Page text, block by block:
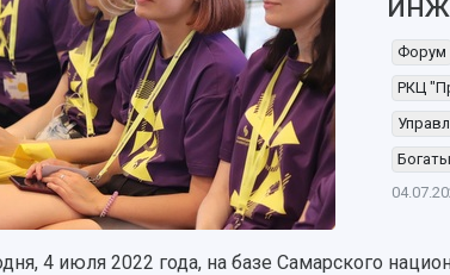
Форум
РКЦ
4 июля 2022 года, на базе Самарского